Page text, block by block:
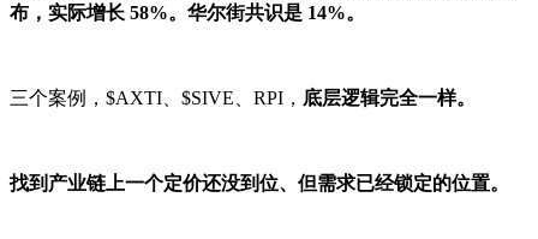
布，实际增长 58%。华尔街共识是 14%。
三个案例，$AXTI、$SIVE、RPI， 底层逻辑完全一样。
找到产业链上一个定价还没到位、但需求已经锁定的位置。